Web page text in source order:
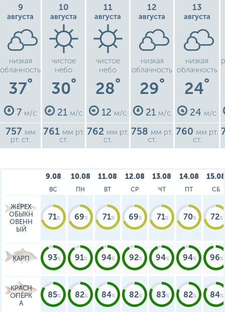
9
августа
низкая
облачность
37°
7 м/с
757 мм
рт. ст.
10
августа
чистое
небо
30°
21 м/с
761 мм рт.
ст.
11
августа
чистое
небо
28°
12 м/с
762 мм рт.
ст.
12
августа
низкая
облачность
29°
21 м/с
758 мм рт.
ст.
13
августа
низкая
облачность
24°
24 м/с
760 мм рт.
ст.
9.08
ВС
10.08
ПН
11.08
ВТ
12.08
СР
13.08
ЧТ
14.08
ПТ
15.08
СБ
ЖЕРЕХ
ОБЫКН
ОВЕНН
ЫЙ
71 69 71 69 71 70 72
КАРП 93 91 94 92 94 94 96
КРАСН
ОПЁРК
А
85 82 84 82 83 82 84